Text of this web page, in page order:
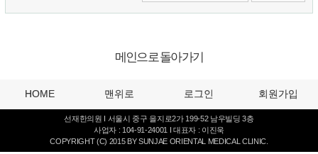
메인으로 돌아가기
HOME 맨위로 로그인 회원가입
선재한의원 I 서울시 중구 을지로2가 199-52 남우빌딩 3층
사업자 : 104-91-24001 I 대표자 : 이진욱
COPYRIGHT (C) 2015 BY SUNJAE ORIENTAL MEDICAL CLINIC.